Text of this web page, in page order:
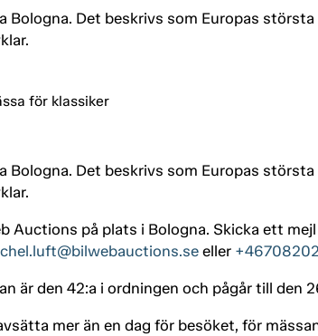
Bologna. Det beskrivs som Europas
Bologna. Det beskrivs som Europas
på plats i Bologna. Skicka ett mejl
eller
är den 42:a i ordningen och pågår till den
mer än en dag för besöket, för